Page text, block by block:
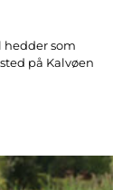
hedder som
på Kalvøen